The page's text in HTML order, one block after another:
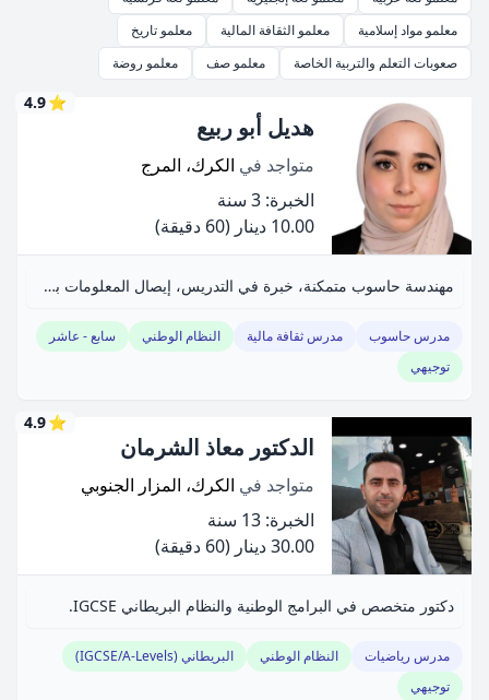
معلمو مواد إسلامية
معلمو الثقافة المالية
معلمو تاريخ
صعوبات التعلم والتربية الخاصة
معلمو صف معلمو روضة
⭐
4.9
هديل أبو ربيع
متواجد في الكرك، المرج
الخبرة: 3 سنة
10.00 دينار
(60 دقيقة)
مهندسة حاسوب متمكنة، خبرة في التدريس، إيصال المعلومات بسلاسة، روح مرحة ومحبة.
مدرس حاسوب مدرس ثقافة مالية النظام الوطني
سابع - عاشر
توجيهي
⭐
4.9
الدكتور معاذ الشرمان
متواجد في الكرك، المزار الجنوبي
الخبرة: 13 سنة
30.00 دينار
(60 دقيقة)
دكتور متخصص في البرامج الوطنية والنظام البريطاني IGCSE.
مدرس رياضيات النظام الوطني
البريطاني (IGCSE/A-Levels)
توجيهي